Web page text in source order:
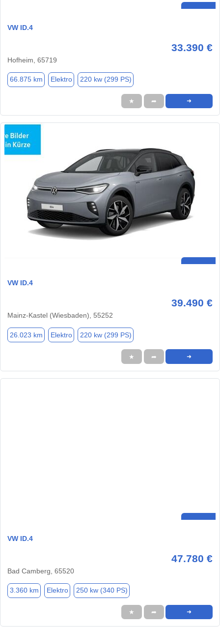
VW ID.4
33.390 €
Hofheim, 65719
66.875 km Elektro 220 kw (299 PS)
★ ➦ ➜
VW ID.4
39.490 €
Mainz-Kastel (Wiesbaden), 55252
26.023 km Elektro 220 kw (299 PS)
★ ➦ ➜
VW ID.4
47.780 €
Bad Camberg, 65520
3.360 km Elektro 250 kw (340 PS)
★ ➦ ➜